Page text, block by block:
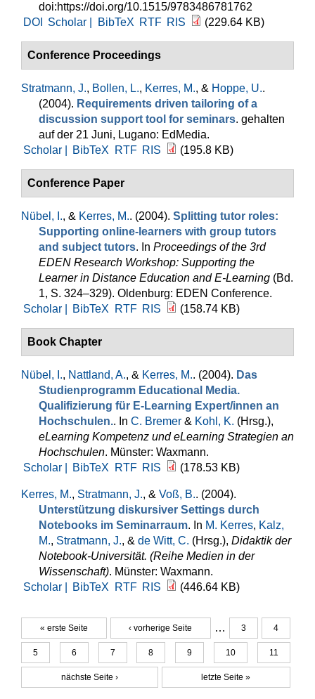
doi:https://doi.org/10.1515/9783486781762
DOI
Scholar | BibTeX RTF RIS (229.64 KB)
Conference Proceedings
Stratmann, J., Bollen, L., Kerres, M., & Hoppe, U..
(2004). Requirements driven tailoring of a
discussion support tool for seminars. gehalten
auf der 21 Juni, Lugano: EdMedia.
Scholar |
BibTeX RTF RIS (195.8 KB)
Conference Paper
Nübel, I., & Kerres, M.. (2004). Splitting tutor roles:
Supporting online-learners with group tutors
and subject tutors. In Proceedings of the 3rd
EDEN Research Workshop: Supporting the
Learner in Distance Education and E-Learning (Bd.
1, S. 324–329). Oldenburg: EDEN Conference.
Scholar |
BibTeX RTF RIS (158.74 KB)
Book Chapter
Nübel, I., Nattland, A., & Kerres, M.. (2004). Das
Studienprogramm Educational Media.
Qualifizierung für E-Learning Expert/innen an
Hochschulen.. In C. Bremer & Kohl, K. (Hrsg.),
eLearning Kompetenz und eLearning Strategien an
Hochschulen. Münster: Waxmann.
Scholar |
BibTeX RTF RIS (178.53 KB)
Kerres, M., Stratmann, J., & Voß, B.. (2004).
Unterstützung diskursiver Settings durch
Notebooks im Seminarraum. In M. Kerres, Kalz,
M., Stratmann, J., & de Witt, C. (Hrsg.), Didaktik der
Notebook-Universität. (Reihe Medien in der
Wissenschaft). Münster: Waxmann.
Scholar |
BibTeX RTF RIS (446.64 KB)
Seiten
« erste Seite ‹ vorherige Seite … 3 4
5 6 7 8 9 10 11
nächste Seite › letzte Seite »